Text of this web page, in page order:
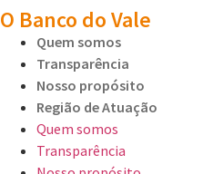
O Banco do Vale
Quem somos
Transparência
Nosso propósito
Região de Atuação
Quem somos
Transparência